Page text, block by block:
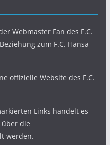
Webmaster Fan des F.C.
zum F.C. Hansa
offizielle Website des F.C.
Links handelt es
die
werden.